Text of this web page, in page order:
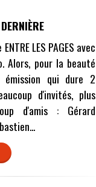
LES PAGES avec
Alors, pour la beauté
qui dure 2
d'invités, plus
d'amis : Gérard